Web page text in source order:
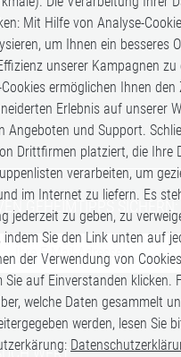
GEHEIMTIPPS SICHERN:
WERT:
Mit Hilfe von Analyse-
um Ihnen ein besseres
unserer Kampagnen zu
ermöglichen Ihnen den
Erlebnis auf unserer
Angeboten und Support.
Drittfirmen platziert, die Ihre
verarbeiten, um
im Internet zu liefern. Es
jederzeit zu geben, zu
Sie den Link unten auf
der Verwendung von
Sie auf Einverstanden klicken.
welche Daten gesammelt
werden, lesen Sie